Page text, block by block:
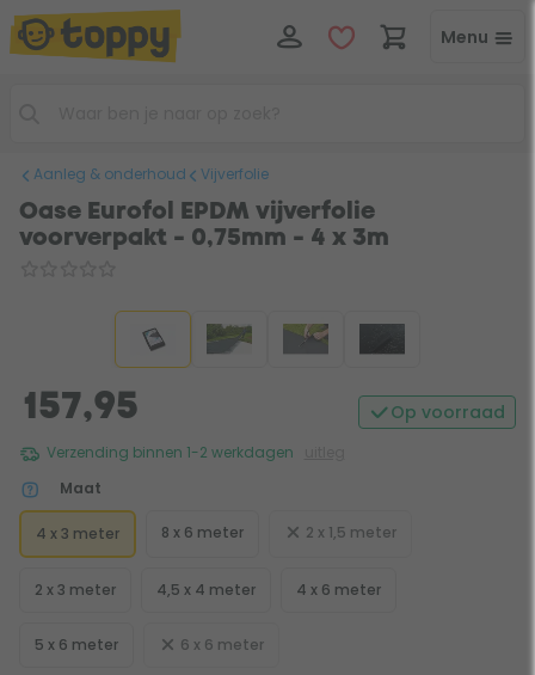
Menu
Aanleg & onderhoud Vijverfolie
Oase Eurofol EPDM vijverfolie
voorverpakt - 0,75mm - 4 x 3m
157,95 Op voorraad
Verzending binnen 1-2 werkdagen
Maat
4 x 3 meter 8 x 6 meter 2 x 1,5 meter
2 x 3 meter 4,5 x 4 meter 4 x 6 meter
5 x 6 meter 6 x 6 meter